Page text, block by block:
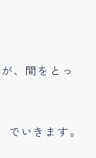
、間をとっ
いきます。